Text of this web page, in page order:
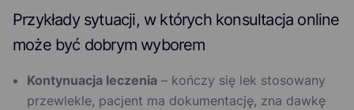
Przykłady sytuacji, w których konsultacja online
może być dobrym wyborem
Kontynuacja leczenia – kończy się lek stosowany
przewlekle, pacjent ma dokumentację, zna dawkę